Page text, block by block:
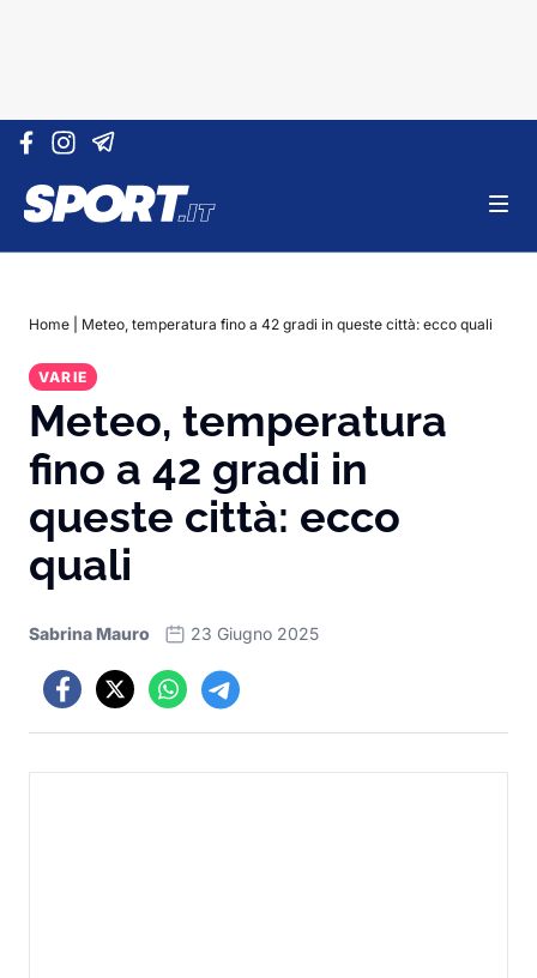
Vai al contenuto
Home Meteo, temperatura fino a 42 gradi in queste città: ecco quali
VARIE
Meteo, temperatura
fino a 42 gradi in
queste città: ecco
quali
Sabrina Mauro 23 Giugno 2025